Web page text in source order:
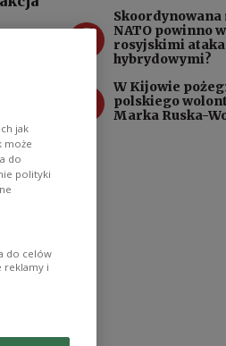
3
Skoordynowana
NATO powinno
rosyjskimi
hybrydowymi?
W Kijowie
polskiego
Marka Ruska-
jak
może
do
polityki
do celów
reklamy i